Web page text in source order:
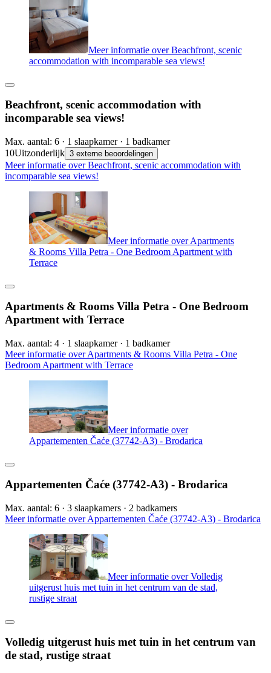
Meer informatie over Beachfront, scenic
accommodation with incomparable sea views!
Beachfront, scenic accommodation with
incomparable sea views!
Max. aantal: 6 · 1 slaapkamer · 1 badkamer
10Uitzonderlijk 3 externe beoordelingen
Meer informatie over Beachfront, scenic accommodation with
incomparable sea views!
Meer informatie over Apartments
& Rooms Villa Petra - One Bedroom Apartment with
Terrace
Apartments & Rooms Villa Petra - One Bedroom
Apartment with Terrace
Max. aantal: 4 · 1 slaapkamer · 1 badkamer
Meer informatie over Apartments & Rooms Villa Petra - One
Bedroom Apartment with Terrace
Meer informatie over
Appartementen Čaće (37742-A3) - Brodarica
Appartementen Čaće (37742-A3) - Brodarica
Max. aantal: 6 · 3 slaapkamers · 2 badkamers
Meer informatie over Appartementen Čaće (37742-A3) - Brodarica
Meer informatie over Volledig
uitgerust huis met tuin in het centrum van de stad,
rustige straat
Volledig uitgerust huis met tuin in het centrum van
de stad, rustige straat